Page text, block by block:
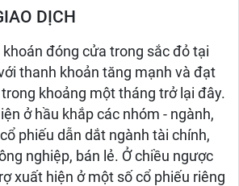
DỊCH
đóng cửa trong sắc đỏ tại
thanh khoản tăng mạnh và đạt
khoảng một tháng trở lại đây.
ở hầu khắp các nhóm - ngành,
phiếu dẫn dắt ngành tài chính,
nghiệp, bán lẻ. Ở chiều ngược
xuất hiện ở một số cổ phiếu riêng